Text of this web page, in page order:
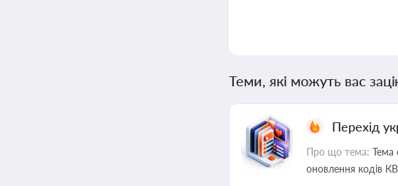
Теми, які можуть вас
Перехід
Про що тема: Тема
оновлення кодів